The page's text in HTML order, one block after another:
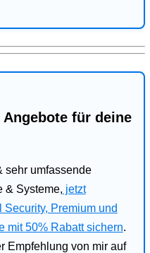
für deine
sehr umfassende
& Systeme, jetzt
Security, Premium und
mit 50% Rabatt sichern.
Empfehlung von mir auf